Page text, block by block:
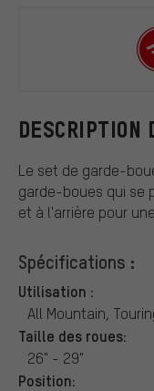
DESCRIPTION
Le set de garde-
garde-boues qui se
et à l'arrière pour
Spécifications :
Utilisation :
All Mountain,
Taille des roues:
26" - 29"
Position: